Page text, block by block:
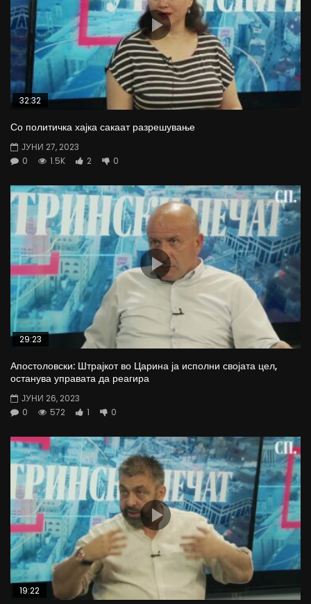
32:32
Со политичка хајка сакаат разрешување
ЈУНИ 27, 2023
0
1.5K 2 0
29:23
Апостоловски: Штрајкот во Царина ја исполни својата цел,
останува управата да реагира
ЈУНИ 26, 2023
0
572 1 0
19:22